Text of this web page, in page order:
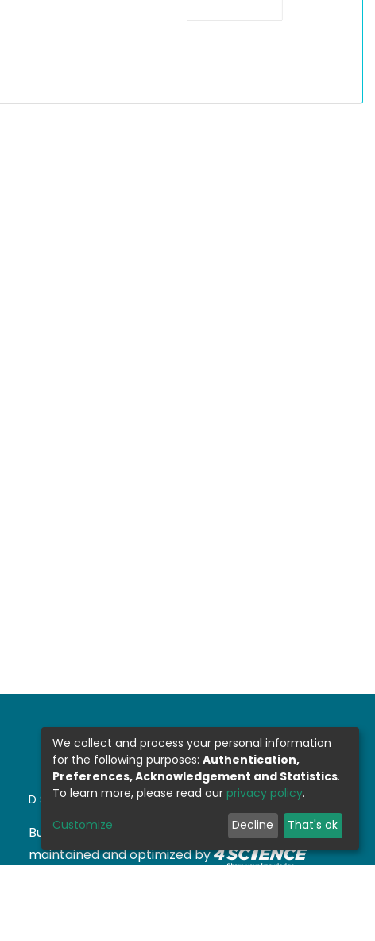
DSPACE SOFTWARE
Built with DSpace-CRIS software- Extension
maintained and optimized by
We collect and process your personal information
for the following purposes: Authentication,
Preferences, Acknowledgement and Statistics.
To learn more, please read our privacy policy.
Customize Decline That's ok